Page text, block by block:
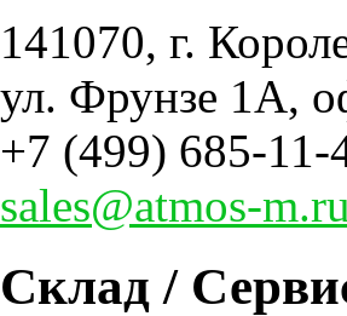
141070, г.
ул. Фрунзе 1А,
+7 (499) 685-11-
sales@atmos-m.ru
Склад /